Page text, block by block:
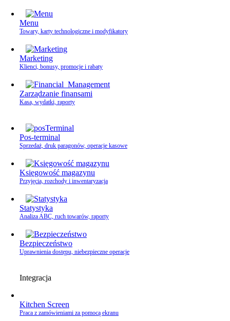
Menu
Towary, karty technologiczne i modyfikatory
Marketing
Klienci, bonusy, promocje i rabaty
Zarządzanie finansami
Kasa, wydatki, raporty
Pos-terminal
Sprzedaż, druk paragonów, operacje kasowe
Księgowość magazynu
Przyjęcia, rozchody i inwentaryzacja
Statystyka
Analiza ABC, ruch towarów, raporty
Bezpieczeństwo
Uprawnienia dostępu, niebezpieczne operacje
Integracja
Kitchen Screen
Praca z zamówieniami za pomocą ekranu